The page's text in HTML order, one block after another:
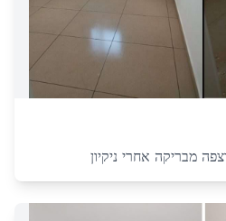
מבריקה אחרי ניקיון